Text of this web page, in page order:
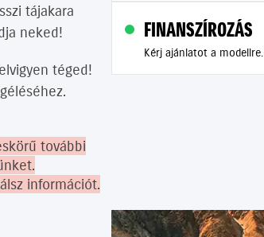
tájakara
neked!
téged!
további
információt.
FINANSZÍROZÁS
Kérj ajánlatot a modellre.